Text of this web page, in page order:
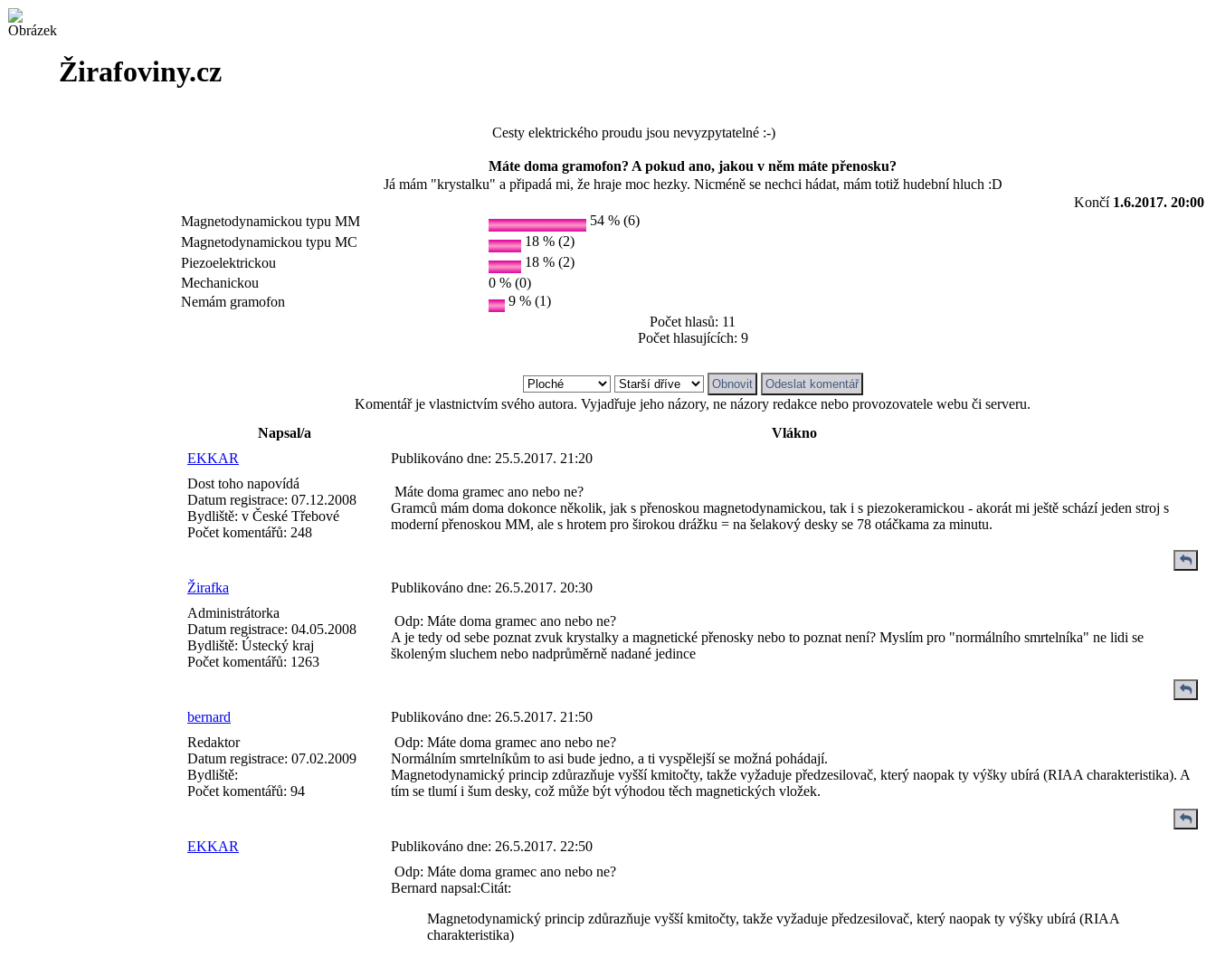
Žirafoviny.cz
Cesty elektrického proudu jsou nevyzpytatelné :-)
Máte doma gramofon? A pokud ano, jakou v něm máte přenosku?
Já mám "krystalku" a připadá mi, že hraje moc hezky. Nicméně se nechci hádat, mám totiž hudební hluch :D
Končí 1.6.2017. 20:00
Magnetodynamickou typu MM
54 % (6)
Magnetodynamickou typu MC
18 % (2)
Piezoelektrickou
18 % (2)
Mechanickou
0 % (0)
Nemám gramofon
9 % (1)
Počet hlasů: 11
Počet hlasujících: 9
Komentář je vlastnictvím svého autora. Vyjadřuje jeho názory, ne názory redakce nebo provozovatele webu či serveru.
Napsal/a
Vlákno
EKKAR
Publikováno dne: 25.5.2017. 21:20
Dost toho napovídá
Datum registrace: 07.12.2008
Bydliště: v České Třebové
Počet komentářů: 248
Máte doma gramec ano nebo ne?
Gramců mám doma dokonce několik, jak s přenoskou magnetodynamickou, tak i s piezokeramickou - akorát mi ještě schází jeden stroj s
moderní přenoskou MM, ale s hrotem pro širokou drážku = na šelakový desky se 78 otáčkama za minutu.
Žirafka Publikováno dne: 26.5.2017. 20:30
Administrátorka
Datum registrace: 04.05.2008
Bydliště: Ústecký kraj
Počet komentářů: 1263
Odp: Máte doma gramec ano nebo ne?
A je tedy od sebe poznat zvuk krystalky a magnetické přenosky nebo to poznat není? Myslím pro "normálního smrtelníka" ne lidi se
školeným sluchem nebo nadprůměrně nadané jedince
bernard Publikováno dne: 26.5.2017. 21:50
Redaktor
Datum registrace: 07.02.2009
Bydliště:
Počet komentářů: 94
Odp: Máte doma gramec ano nebo ne?
Normálním smrtelníkům to asi bude jedno, a ti vyspělejší se možná pohádají.
Magnetodynamický princip zdůrazňuje vyšší kmitočty, takže vyžaduje předzesilovač, který naopak ty výšky ubírá (RIAA charakteristika). A
tím se tlumí i šum desky, což může být výhodou těch magnetických vložek.
EKKAR Publikováno dne: 26.5.2017. 22:50
Odp: Máte doma gramec ano nebo ne?
Bernard napsal:Citát:
Magnetodynamický princip zdůrazňuje vyšší kmitočty, takže vyžaduje předzesilovač, který naopak ty výšky ubírá (RIAA
charakteristika)